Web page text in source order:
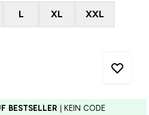
L XL XXL
BESTSELLER | KEIN CODE